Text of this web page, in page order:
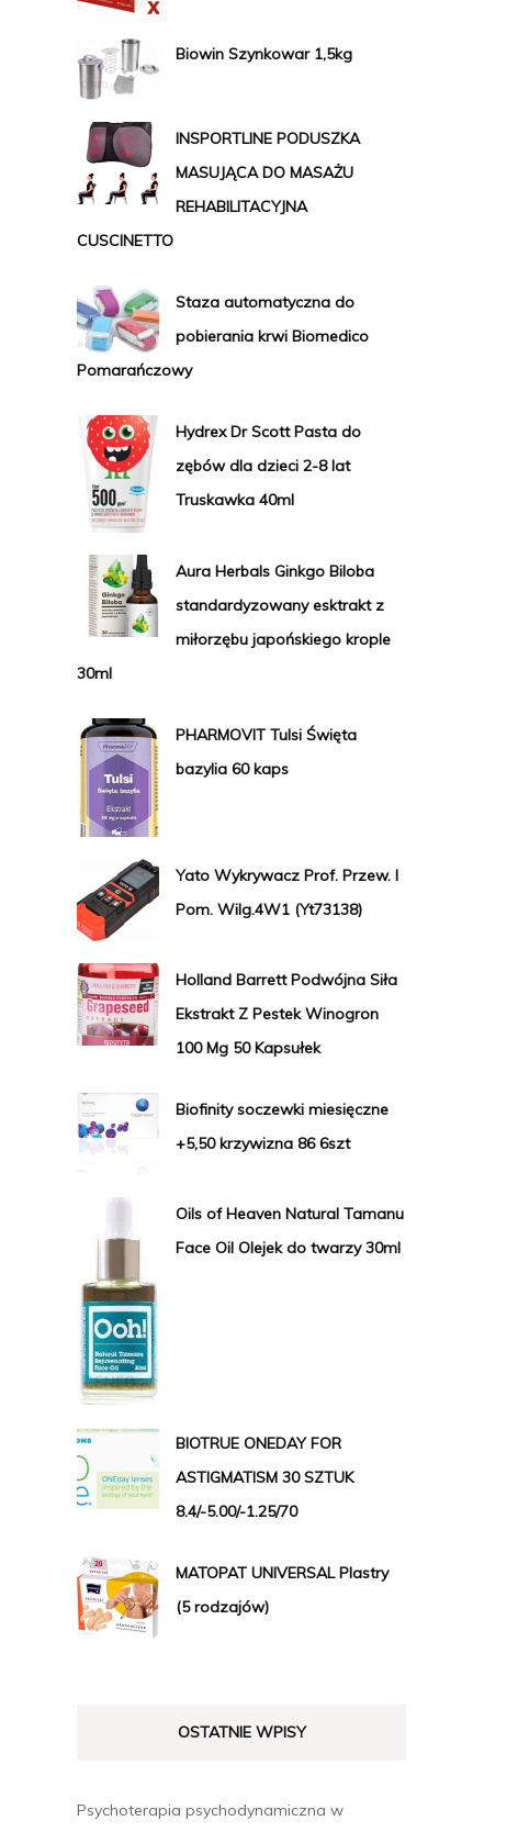
Biowin Szynkowar 1,5kg
INSPORTLINE PODUSZKA
MASUJĄCA DO MASAŻU
REHABILITACYJNA
CUSCINETTO
Staza automatyczna do
pobierania krwi Biomedico
Pomarańczowy
Hydrex Dr Scott Pasta do
zębów dla dzieci 2-8 lat
Truskawka 40ml
Aura Herbals Ginkgo Biloba
standardyzowany esktrakt z
miłorzębu japońskiego krople
30ml
PHARMOVIT Tulsi Święta
bazylia 60 kaps
Yato Wykrywacz Prof. Przew. I
Pom. Wilg.4W1 (Yt73138)
Holland Barrett Podwójna Siła
Ekstrakt Z Pestek Winogron
100 Mg 50 Kapsułek
Biofinity soczewki miesięczne
+5,50 krzywizna 86 6szt
Oils of Heaven Natural Tamanu
Face Oil Olejek do twarzy 30ml
BIOTRUE ONEDAY FOR
ASTIGMATISM 30 SZTUK
8.4/-5.00/-1.25/70
MATOPAT UNIVERSAL Plastry
(5 rodzajów)
OSTATNIE WPISY
Psychoterapia psychodynamiczna w